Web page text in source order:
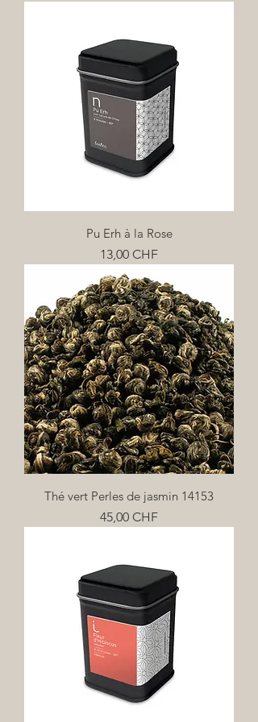
Pu Erh à la Rose
Prix
13,00 CHF
Thé vert Perles de jasmin 14153
Prix
45,00 CHF